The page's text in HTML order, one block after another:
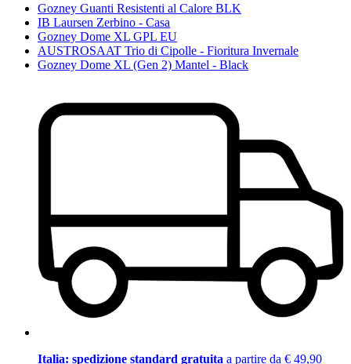
Gozney Guanti Resistenti al Calore BLK
IB Laursen Zerbino - Casa
Gozney Dome XL GPL EU
AUSTROSAAT Trio di Cipolle - Fioritura Invernale
Gozney Dome XL (Gen 2) Mantel - Black
Italia: spedizione standard gratuita a partire da € 49,90